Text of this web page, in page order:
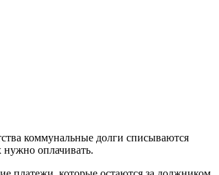
коммунальные долги списываются
оплачивать.